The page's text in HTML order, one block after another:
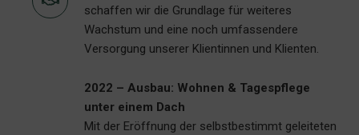
schaffen wir die Grundlage für weiteres
Wachstum und eine noch umfassendere
Versorgung unserer Klientinnen und Klienten.
2022 – Ausbau: Wohnen & Tagespflege
unter einem Dach
Mit der Eröffnung der selbstbestimmt geleiteten